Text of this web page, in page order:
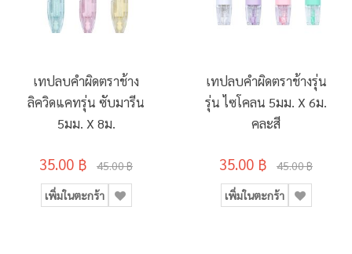
เทปลบคำผิดตราช้าง
ลิควิดแคทรุ่น ซับมารีน
5มม. X 8ม.
35.00 ฿ 45.00 ฿
เพิ่มในตะกร้า
เทปลบคำผิดตราช้างรุ่น
รุ่น ไซโคลน 5มม. X 6ม.
คละสี
35.00 ฿ 45.00 ฿
เพิ่มในตะกร้า